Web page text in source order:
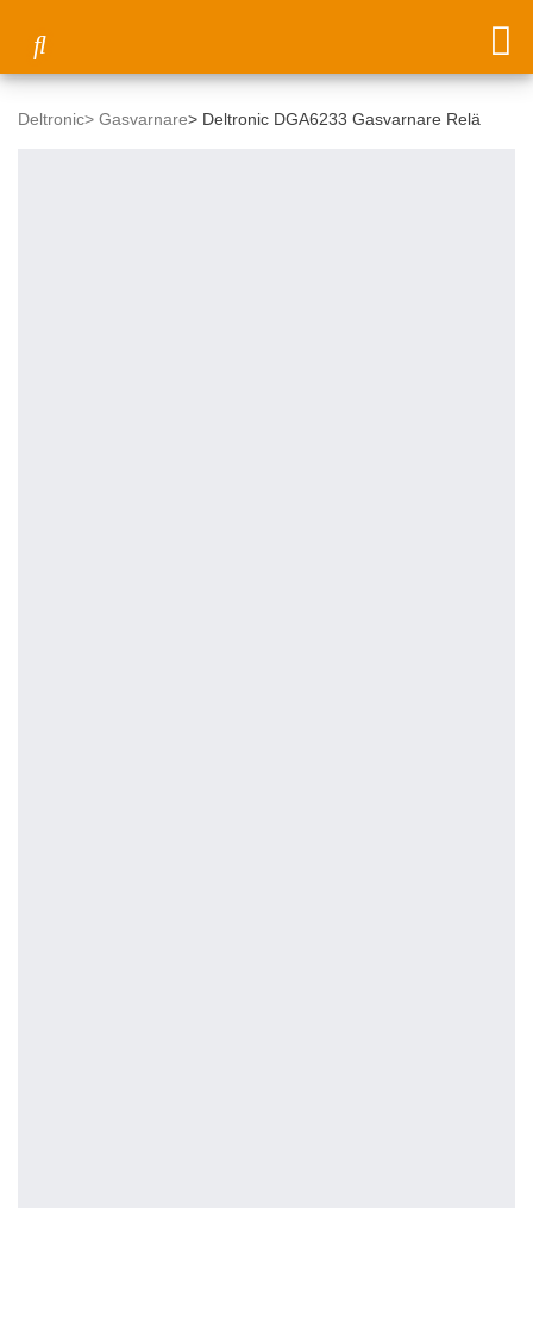
Deltronic> Gasvarnare> Deltronic DGA6233 Gasvarnare Relä